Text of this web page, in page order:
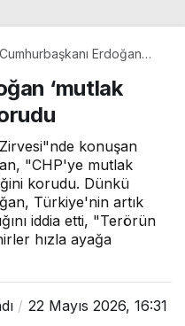
Cumhurbaşkanı Erdoğan
korudu ‘mutlak
konuşan
"CHP'ye mutlak
korudu. Dünkü
Türkiye'nin artık
iddia etti, "Terörün
hızla ayağa
22 Mayıs 2026, 16:31